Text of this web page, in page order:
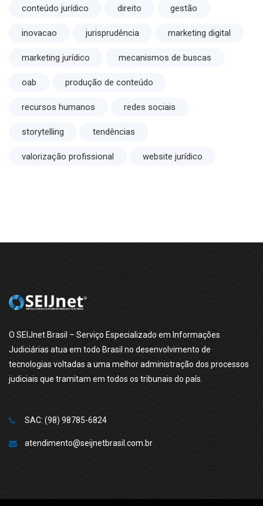
conteúdo jurídico direito gestão
inovacao jurisprudência marketing digital
marketing jurídico mecanismos de buscas
oab produção de conteúdo
recursos humanos redes sociais
storytelling tendências
valorização profissional website jurídico
O SEIJnet Brasil – Serviço Especializado em Informações
Judiciárias atua em todo Brasil no desenvolvimento de
tecnologias voltadas a uma melhor administração dos processos
judiciais que tramitam em todos os tribunais do país.
SAC: (98) 98785-6824
atendimento@seijnetbrasil.com.br